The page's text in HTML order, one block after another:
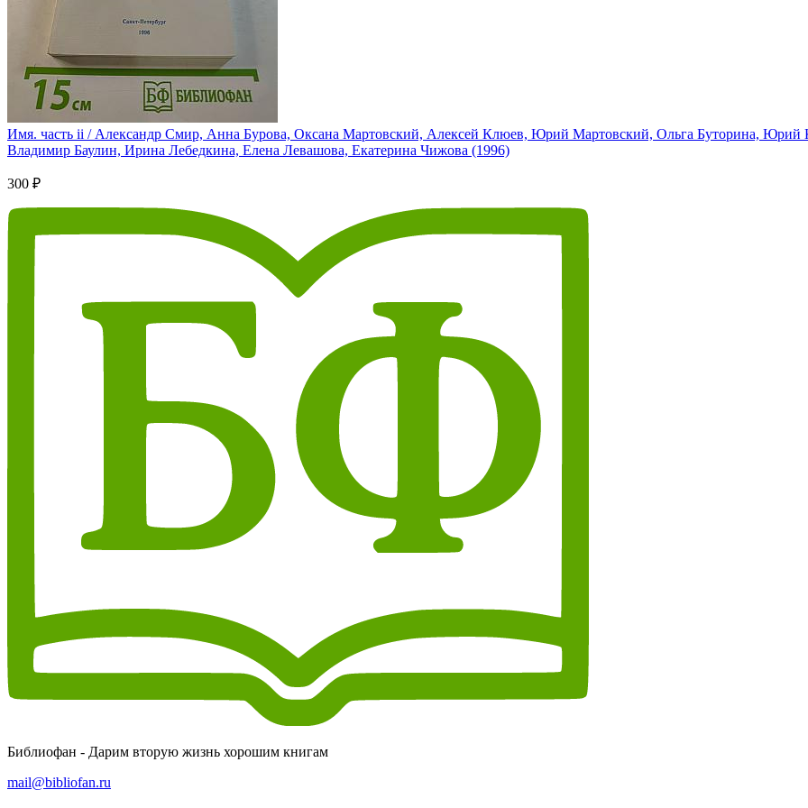
Имя. часть ii / Александр Смир, Анна Бурова, Оксана Мартовский, Алексей Клюев, Юрий Мартовский, Ольга Буторина, Юрий
Владимир Баулин, Ирина Лебедкина, Елена Левашова, Екатерина Чижова (1996)
300 ₽
Библиофан - Дарим вторую жизнь хорошим книгам
mail@bibliofan.ru